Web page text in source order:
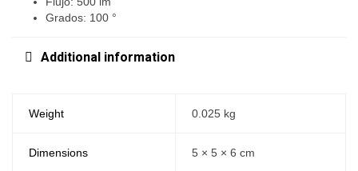
Grados: 100 °
Additional information
Weight 0.025 kg
Dimensions 5 × 5 × 6 cm